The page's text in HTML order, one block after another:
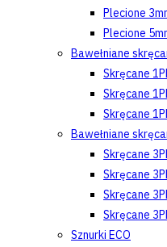
Plecione
Plecione
Bawełniane
Skręcane
Skręcane
Skręcane
Bawełniane
Skręcane
Skręcane
Skręcane
Skręcane
Sznurki ECO